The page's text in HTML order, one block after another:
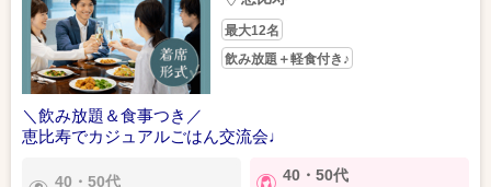
最大12名
飲み放題＋軽食付き♪
＼飲み放題＆食事つき／
恵比寿でカジュアルごはん交流会♩
40・50代 40・50代